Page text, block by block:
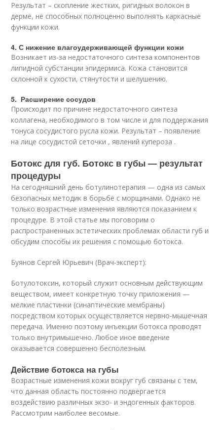
Результат – скопление жестких, ригидных волокон в
дерме, не способных полноценно выполнять каркасные
функции кожи.
4. С нижение влагоудерживающей функции кожи
Возникает из-за недостаточного синтеза компонентов
липидной субстанции эпидермиса. Кожа становится
склонной к сухости, стянутости и шелушению.
5. Расширение сосудов
Происходит по причине недостаточного синтеза
коллагена, необходимого в том числе и для поддержания
тонуса сосудистого русла кожи. Результат – появление
на лице сосудистой сеточки , явлений купероза .
Ботокс для губ. Ботокс в губы — результат
процедуры
На сегодняшний день ботулинотерапия — одна из самых
безопасных методик в борьбе с морщинами. Однако не
только возрастные изменения являются показанием к
процедуре. В этой статье мы поговорим о
распространенных эстетических проблемах области губ и
обсудим способы их решения с помощью ботокса.
Буянов Сергей Юрьевич (Врач-эксперт):
Ботулотоксин, который служит основным действующим
веществом, имеет конкретную точку приложения —
мелкие пластинки (синаптические мембраны)
посредством которых осуществляется нервно-мышечная
передача. Именно поэтому инъекции ботокса проводят
только внутримышечно. Любое иное введение
оказывается совершенно бесполезным.
Действие ботокса на губы
Возрастные изменения кожи вокруг губ связаны с тем,
что данная область постоянно подвергается
воздействию различных экзо- и эндогенных факторов.
Рассмотрим наиболее весомые.